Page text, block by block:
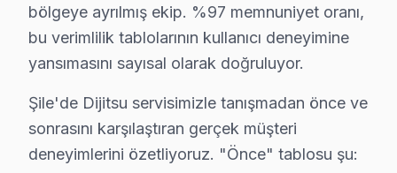
• Şile'de Wi-Fi optimizasyonu ve yayın ayarları
• Şile servisimizde oyun konsolu ve harici cihaz
• Şile'de uzaktan kumanda programlama
Şile'da aynı gün TV kurulum randevusu için bizi
Şile Dijitsu TV Bakım Hizmeti – Arızaları
bölgeye ayrılmış ekip. %97 memnuniyet oranı,
bu verimlilik tablolarının kullanıcı deneyimine
yansımasını sayısal olarak doğruluyor.
Şile'de Dijitsu servisimizle tanışmadan önce ve
sonrasını karşılaştıran gerçek müşteri
deneyimlerini özetliyoruz. "Önce" tablosu şu: